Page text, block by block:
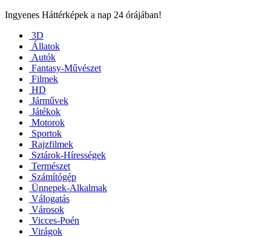
Ingyenes Háttérképek a nap 24 órájában!
3D
Állatok
Autók
Fantasy-Művészet
Filmek
HD
Járművek
Játékok
Motorok
Sportok
Rajzfilmek
Sztárok-Hírességek
Természet
Számítógép
Ünnepek-Alkalmak
Válogatás
Városok
Vicces-Poén
Virágok